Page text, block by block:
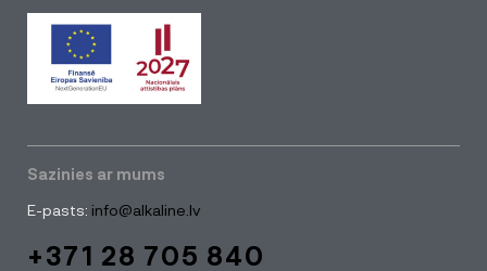
Sazinies ar mums
E-pasts: info@alkaline.lv
+371 28 705 840